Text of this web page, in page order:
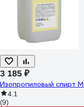
3 185 ₽
Изопропиловый спирт
4.1
(9)